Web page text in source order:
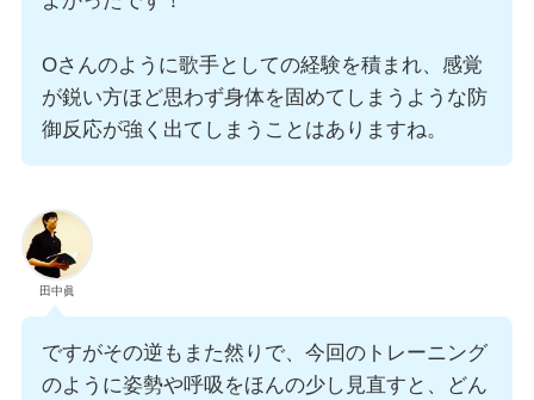
Oさんのように歌手としての経験を積まれ、感覚
が鋭い方ほど思わず身体を固めてしまうような防
御反応が強く出てしまうことはありますね。
田中眞
ですがその逆もまた然りで、今回のトレーニング
のように姿勢や呼吸をほんの少し見直すと、どん